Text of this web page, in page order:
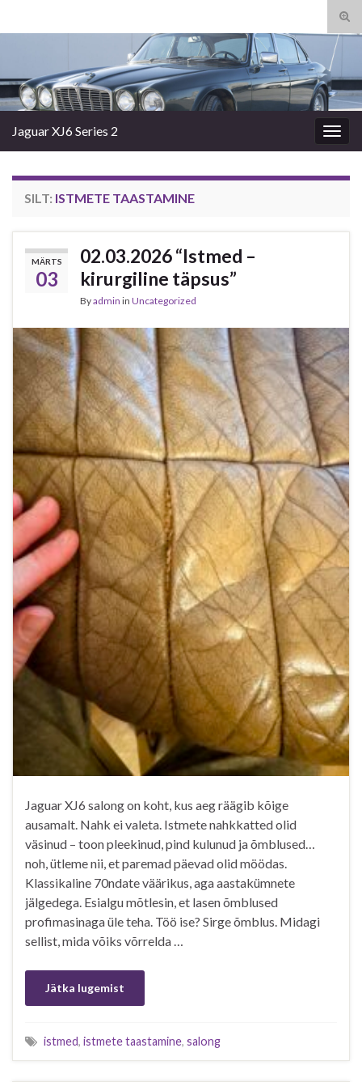
Search for:
Jaguar XJ6 Series 2
SILT: ISTMETE TAASTAMINE
MÄRTS
03
02.03.2026 “Istmed –
kirurgiline täpsus”
Byadmin in Uncategorized
Jaguar XJ6 salong on koht, kus aeg räägib kõige
ausamalt. Nahk ei valeta. Istmete nahkkatted olid
väsinud – toon pleekinud, pind kulunud ja õmblused…
noh, ütleme nii, et paremad päevad olid möödas.
Klassikaline 70ndate väärikus, aga aastakümnete
jälgedega. Esialgu mõtlesin, et lasen õmblused
profimasinaga üle teha. Töö ise? Sirge õmblus. Midagi
sellist, mida võiks võrrelda …
Jätka lugemist
istmed, istmete taastamine, salong